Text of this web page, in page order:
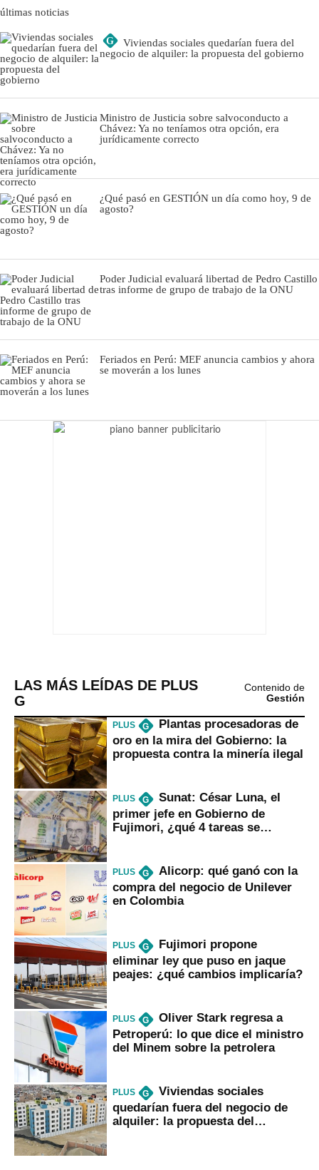
últimas noticias
G
Viviendas sociales quedarían fuera del
negocio de alquiler: la propuesta del gobierno
Ministro de Justicia sobre salvoconducto a
Chávez: Ya no teníamos otra opción, era
jurídicamente correcto
¿Qué pasó en GESTIÓN un día como hoy, 9 de
agosto?
Poder Judicial evaluará libertad de Pedro Castillo
tras informe de grupo de trabajo de la ONU
Feriados en Perú: MEF anuncia cambios y ahora
se moverán a los lunes
LAS MÁS LEÍDAS DE PLUS
G
Contenido de
Gestión
PLUS G
Plantas procesadoras de
oro en la mira del Gobierno: la
propuesta contra la minería ilegal
PLUS G
Sunat: César Luna, el
primer jefe en Gobierno de
Fujimori, ¿qué 4 tareas se
PLUS G
Alicorp: qué ganó con la
compra del negocio de Unilever
en Colombia
PLUS G
Fujimori propone
eliminar ley que puso en jaque
peajes: ¿qué cambios implicaría?
PLUS G
Oliver Stark regresa a
Petroperú: lo que dice el ministro
del Minem sobre la petrolera
PLUS G
Viviendas sociales
quedarían fuera del negocio de
alquiler: la propuesta del